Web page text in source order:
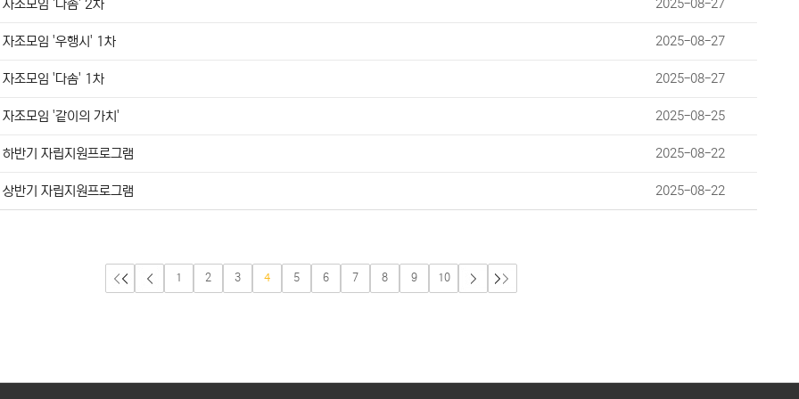
자조모임 '다솜' 2차 2025-08-27
자조모임 '우행시' 1차 2025-08-27
자조모임 '다솜' 1차 2025-08-27
자조모임 '같이의 가치' 2025-08-25
하반기 자립지원프로그램 2025-08-22
상반기 자립지원프로그램 2025-08-22
1 2 3 4 5 6 7 8 9 10